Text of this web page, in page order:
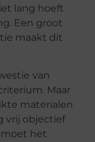
lang hoeft
Een groot
maakt dit
van
Maar
materialen
vrij objectief
het